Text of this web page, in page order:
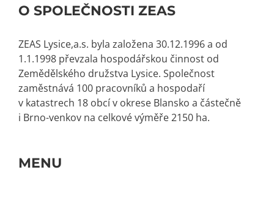
O SPOLEČNOSTI ZEAS
ZEAS Lysice,a.s. byla založena 30.12.1996 a od
1.1.1998 převzala hospodářskou činnost od
Zemědělského družstva Lysice. Společnost
zaměstnává 100 pracovníků a hospodaří
v katastrech 18 obcí v okrese Blansko a částečně
i Brno-venkov na celkové výměře 2150 ha.
MENU